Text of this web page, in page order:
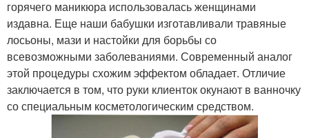
горячего маникюра использовалась женщинами
издавна. Еще наши бабушки изготавливали травяные
лосьоны, мази и настойки для борьбы со
всевозможными заболеваниями. Современный аналог
этой процедуры схожим эффектом обладает. Отличие
заключается в том, что руки клиенток окунают в ванночку
со специальным косметологическим средством.